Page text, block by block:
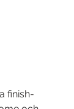
finish-